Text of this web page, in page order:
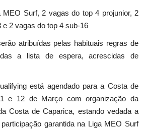
MEO Surf, 2 vagas do top 4 projunior, 2
2 vagas do top 4 sub-16
atribuídas pelas habituais regras de
a lista de espera, acrescidas de
está agendado para a Costa de
e 12 de Março com organização da
Costa de Caparica, estando vedada a
garantida na Liga MEO Surf